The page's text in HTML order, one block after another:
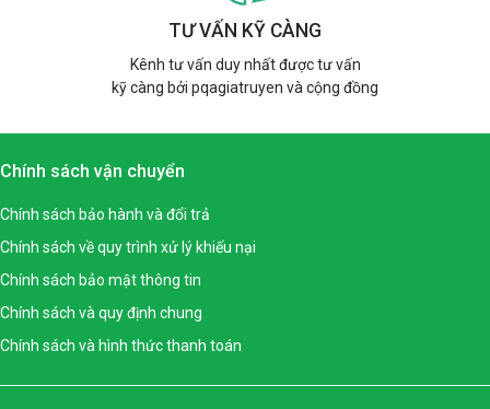
TƯ VẤN KỸ CÀNG
Kênh tư vấn duy nhất được tư vấn
kỹ càng bởi pqagiatruyen và cộng đồng
Chính sách vận chuyển
Chính sách bảo hành và đổi trả
Chính sách về quy trình xử lý khiếu nại
Chính sách bảo mật thông tin
Chính sách và quy định chung
Chính sách và hình thức thanh toán